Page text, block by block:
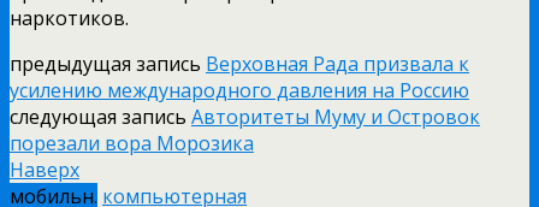
наркотиков.
предыдущая запись Верховная Рада призвала к
усилению международного давления на Россию
следующая запись Авторитеты Муму и Островок
порезали вора Морозика
Наверх
мобильн. компьютерная